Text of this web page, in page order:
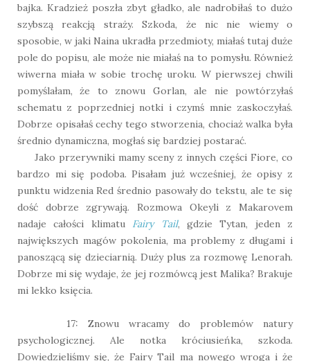
bajka. Kradzież poszła zbyt gładko, ale nadrobiłaś to dużo
szybszą reakcją straży. Szkoda, że nic nie wiemy o
sposobie, w jaki Naina ukradła przedmioty, miałaś tutaj duże
pole do popisu, ale może nie miałaś na to pomysłu. Również
wiwerna miała w sobie trochę uroku. W pierwszej chwili
pomyślałam, że to znowu Gorlan, ale nie powtórzyłaś
schematu z poprzedniej notki i czymś mnie zaskoczyłaś.
Dobrze opisałaś cechy tego stworzenia, chociaż walka była
średnio dynamiczna, mogłaś się bardziej postarać.
Jako przerywniki mamy sceny z innych części Fiore, co
bardzo mi się podoba. Pisałam już wcześniej, że opisy z
punktu widzenia Red średnio pasowały do tekstu, ale te się
dość dobrze zgrywają. Rozmowa Okeyli z Makarovem
nadaje całości klimatu Fairy Tail, gdzie Tytan, jeden z
największych magów pokolenia, ma problemy z długami i
panoszącą się dzieciarnią. Duży plus za rozmowę Lenorah.
Dobrze mi się wydaje, że jej rozmówcą jest Malika? Brakuje
mi lekko księcia.
17: Znowu wracamy do problemów natury
psychologicznej. Ale notka króciusieńka, szkoda.
Dowiedzieliśmy się, że Fairy Tail ma nowego wroga i że